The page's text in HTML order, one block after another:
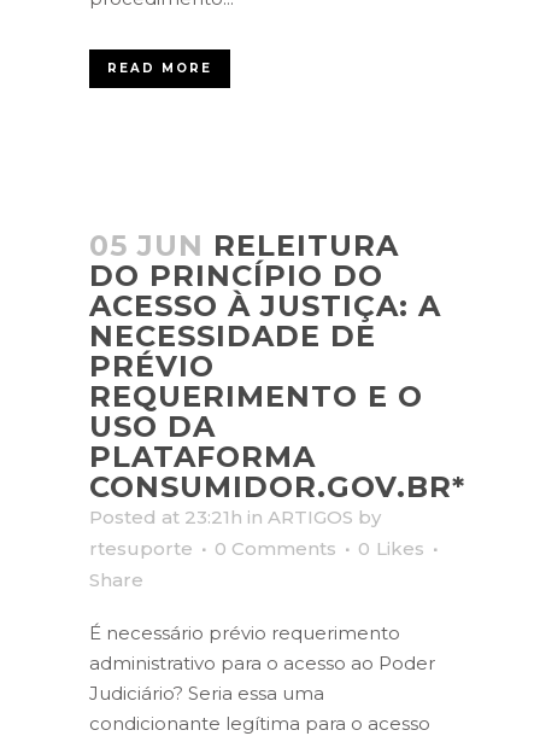
READ MORE
05 JUN RELEITURA
DO PRINCÍPIO DO
ACESSO À JUSTIÇA: A
NECESSIDADE DE
PRÉVIO
REQUERIMENTO E O
USO DA
PLATAFORMA
CONSUMIDOR.GOV.BR*
Posted at 23:21h in ARTIGOS by
rtesuporte
0 Comments 0 Likes
Share
É necessário prévio requerimento
administrativo para o acesso ao Poder
Judiciário? Seria essa uma
condicionante legítima para o acesso